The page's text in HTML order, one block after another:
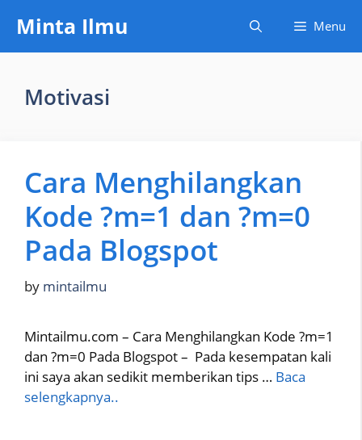
content
Minta Ilmu Menu
Motivasi
Cara Menghilangkan
Kode ?m=1 dan ?m=0
Pada Blogspot
by mintailmu
Mintailmu.com – Cara Menghilangkan Kode ?m=1
dan ?m=0 Pada Blogspot – Pada kesempatan kali
ini saya akan sedikit memberikan tips … Baca
selengkapnya..